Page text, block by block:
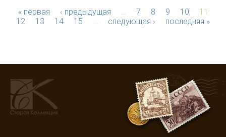
« первая ‹ предыдущая … 7 8 9 10
11
12
13 14 15 … следующая › последняя »